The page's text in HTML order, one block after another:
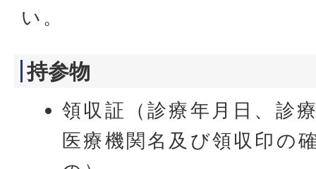
い。
持参物
領収証（診療年月日、診
医療機関名及び領収印の